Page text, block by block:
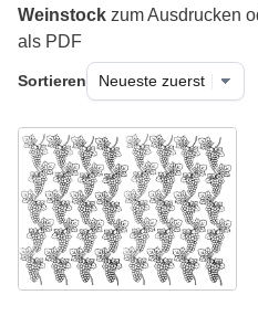
Weinstock zum Ausdrucken
als PDF
Sortieren